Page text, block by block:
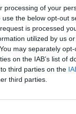
processing of your
the below opt-out
is processed
utilized by us
may separately
on the IAB’s list of
third parties on the
third parties.
.El Groupama
hasta35,9
de Ligue 1.
y dispara sus fondos